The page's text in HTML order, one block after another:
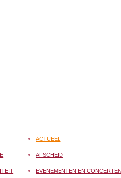
ACTUEEL
AFSCHEID
EVENEMENTEN EN CONCERTEN